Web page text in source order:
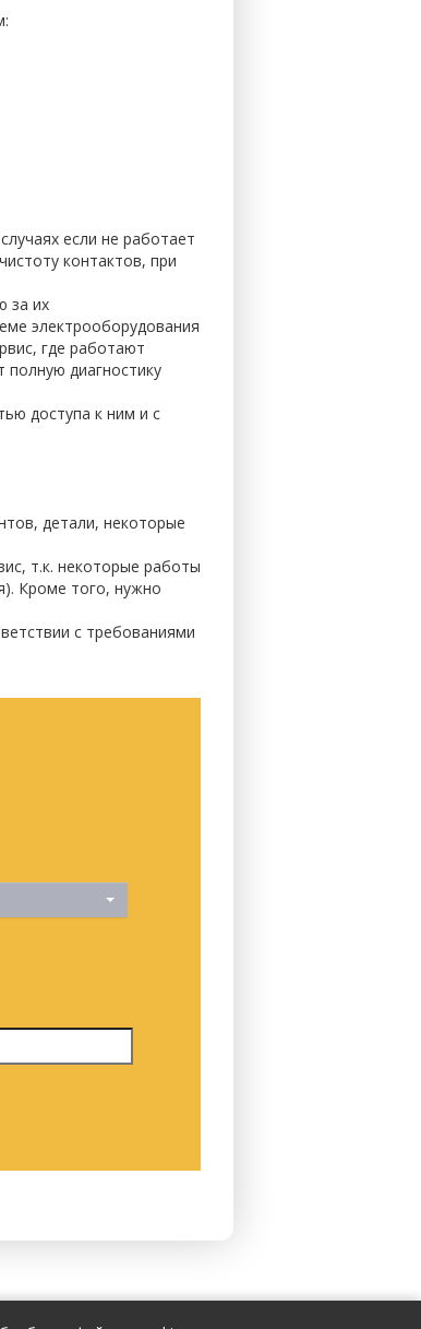
если не работает
контактов, при
за их
электрооборудования
где работают
диагностику
доступа к ним и с
детали, некоторые
т.к. некоторые работы
Кроме того, нужно
с требованиями